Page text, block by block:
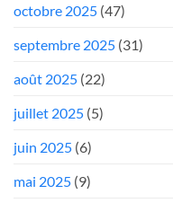
octobre 2025 (47)
septembre 2025 (31)
août 2025 (22)
juillet 2025 (5)
juin 2025 (6)
mai 2025 (9)